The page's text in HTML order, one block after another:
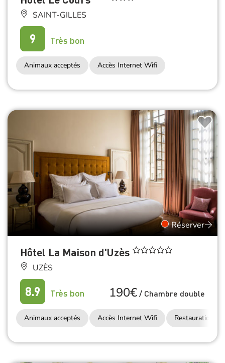
SAINT-GILLES
9 Très bon
Animaux acceptés Accès Internet Wifi
Réserver
Hôtel La Maison d'Uzès
UZÈS
8.9 Très bon 190€/ Chambre double
Animaux acceptés Accès Internet Wifi Restauration